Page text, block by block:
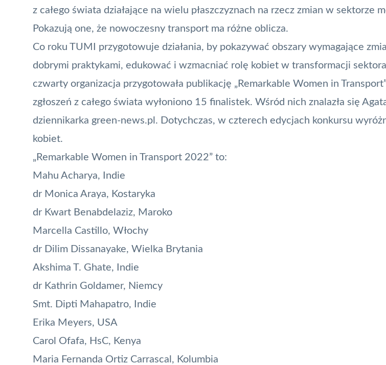
z całego świata działające na wielu płaszczyznach na rzecz zmian w sektorze
Pokazują one, że nowoczesny transport ma różne oblicza.
Co roku TUMI przygotowuje działania, by pokazywać obszary wymagające
dobrymi praktykami, edukować i wzmacniać rolę kobiet w transformacji
czwarty organizacja przygotowała publikację „ Remarkable Women in Transport
zgłoszeń z całego świata wyłoniono 15 finalistek. Wśród nich znalazła się
dziennikarka green-news.pl. Dotychczas, w czterech edycjach konkursu
kobiet.
„Remarkable Women in Transport 2022” to:
Mahu Acharya, Indie
dr Monica Araya, Kostaryka
dr Kwart Benabdelaziz, Maroko
Marcella Castillo, Włochy
dr Dilim Dissanayake, Wielka Brytania
Akshima T. Ghate, Indie
dr Kathrin Goldamer, Niemcy
Smt. Dipti Mahapatro, Indie
Erika Meyers, USA
Carol Ofafa, HsC, Kenya
Maria Fernanda Ortiz Carrascal, Kolumbia